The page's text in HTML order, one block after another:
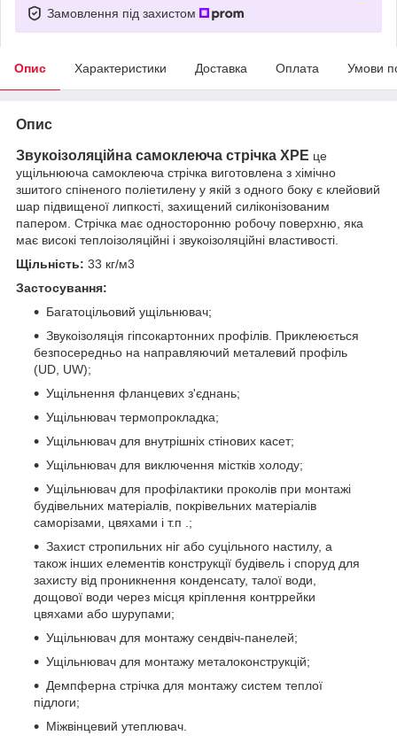
Замовлення під захистом
Опис Характеристики Доставка Оплата Умови
Опис
Звукоізоляційна самоклеюча стрічка XPE це
ущільнююча самоклеюча стрічка виготовлена з хімічно
зшитого спіненого поліетилену у якій з одного боку є клейовий
шар підвищеної липкості, захищений силіконізованим
папером. Стрічка має односторонню робочу поверхню, яка
має високі теплоізоляційні і звукоізоляційні властивості.
Щільність: 33 кг/м3
Застосування:
Багатоцільовий ущільнювач;
Звукоізоляція гіпсокартонних профілів. Приклеюється
безпосередньо на направляючий металевий профіль
(UD, UW);
Ущільнення фланцевих з'єднань;
Ущільнювач термопрокладка;
Ущільнювач для внутрішніх стінових касет;
Ущільнювач для виключення містків холоду;
Ущільнювач для профілактики проколів при монтажі
будівельних матеріалів, покрівельних матеріалів
саморізами, цвяхами і т.п .;
Захист стропильних ніг або суцільного настилу, а
також інших елементів конструкції будівель і споруд для
захисту від проникнення конденсату, талої води,
дощової води через місця кріплення контррейки
цвяхами або шурупами;
Ущільнювач для монтажу сендвіч-панелей;
Ущільнювач для монтажу металоконструкцій;
Демпферна стрічка для монтажу систем теплої
підлоги;
Міжвінцевий утеплювач.